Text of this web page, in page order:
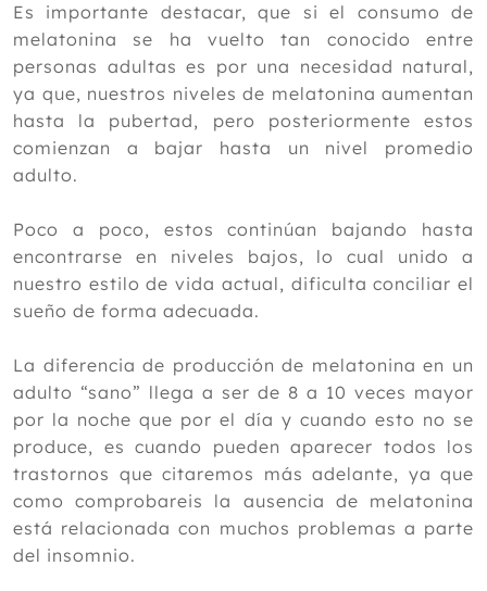
Enero
2020
2019
2018
2015
2014
2012
Es importante destacar, que si el consumo de
melatonina se ha vuelto tan conocido entre
personas adultas es por una necesidad natural,
ya que, nuestros niveles de melatonina aumentan
hasta la pubertad, pero posteriormente estos
comienzan a bajar hasta un nivel promedio
adulto.
Poco a poco, estos continúan bajando hasta
encontrarse en niveles bajos, lo cual unido a
nuestro estilo de vida actual, dificulta conciliar el
sueño de forma adecuada.
La diferencia de producción de melatonina en un
adulto “sano” llega a ser de 8 a 10 veces mayor
por la noche que por el día y cuando esto no se
produce, es cuando pueden aparecer todos los
trastornos que citaremos más adelante, ya que
como comprobareis la ausencia de melatonina
está relacionada con muchos problemas a parte
del insomnio.